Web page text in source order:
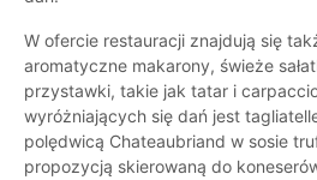
W ofercie restauracji znajdują się
aromatyczne makarony, świeże
przystawki, takie jak tatar i
wyróżniających się dań jest
polędwicą Chateaubriand w sosie
propozycją skierowaną do